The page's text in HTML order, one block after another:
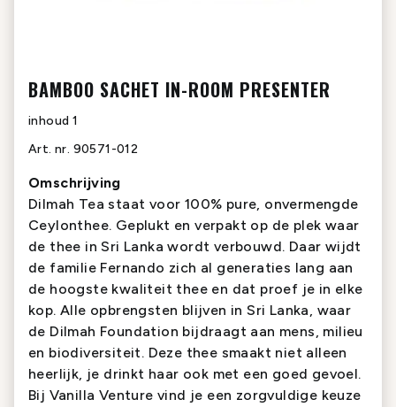
BAMBOO SACHET IN-ROOM PRESENTER
inhoud 1
Art. nr. 90571-012
Omschrijving
Dilmah Tea staat voor 100% pure, onvermengde
Ceylonthee. Geplukt en verpakt op de plek waar
de thee in Sri Lanka wordt verbouwd. Daar wijdt
de familie Fernando zich al generaties lang aan
de hoogste kwaliteit thee en dat proef je in elke
kop. Alle opbrengsten blijven in Sri Lanka, waar
de Dilmah Foundation bijdraagt aan mens, milieu
en biodiversiteit. Deze thee smaakt niet alleen
heerlijk, je drinkt haar ook met een goed gevoel.
Bij Vanilla Venture vind je een zorgvuldige keuze